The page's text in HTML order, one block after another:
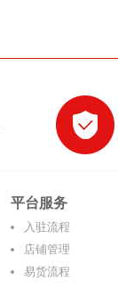
平台服务
入驻流程
店铺管理
易货流程